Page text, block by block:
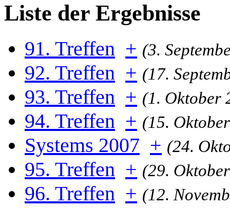
Liste der Ergebnisse
91. Treffen + (3.
92. Treffen + (17.
93. Treffen + (1. Oktober
94. Treffen + (15.
Systems 2007 + (24.
95. Treffen + (29.
96. Treffen + (12.